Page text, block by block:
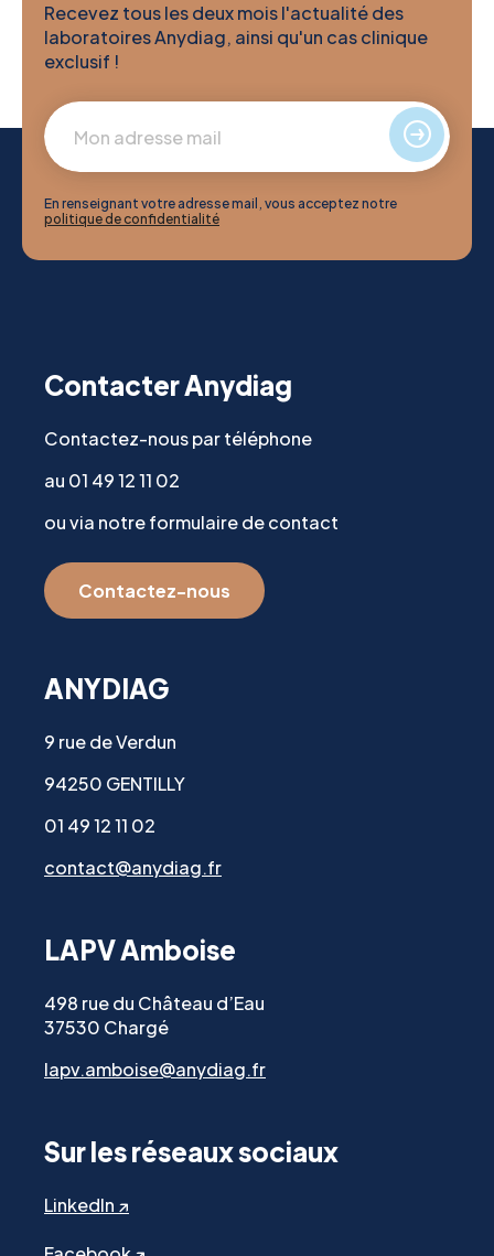
Recevez tous les deux mois l'actualité des
laboratoires Anydiag, ainsi qu'un cas clinique
exclusif !
En renseignant votre adresse mail, vous acceptez notre
politique de confidentialité
Contacter Anydiag
Contactez-nous par téléphone
au 01 49 12 11 02
ou via notre formulaire de contact
Contactez-nous
ANYDIAG
9 rue de Verdun
94250 GENTILLY
01 49 12 11 02
contact@anydiag.fr
LAPV Amboise
498 rue du Château d’Eau
37530 Chargé
lapv.amboise@anydiag.fr
Sur les réseaux sociaux
LinkedIn ↗